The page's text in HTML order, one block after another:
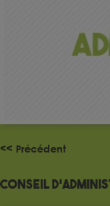
<< Précédent
Conseil